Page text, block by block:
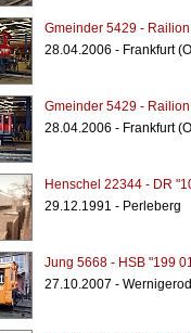
Gmeinder 5429 -
28.04.2006 - Frankfurt
Gmeinder 5429 -
28.04.2006 - Frankfurt
Henschel 22344 - DR
29.12.1991 - Perleberg
Jung 5668 - HSB "199
27.10.2007 -